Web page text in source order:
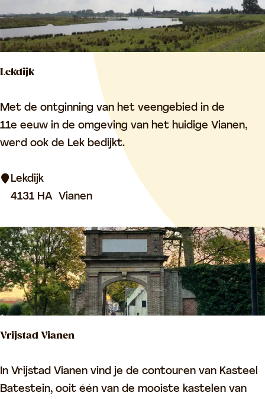
Lekdijk
L
e
k
i
Met de ontginning van het veengebied in de
11e eeuw in de omgeving van het huidige Vianen,
werd ook de Lek bedijkt.
Lekdijk
4131 HA Vianen
Vrijstad Vianen
V
r
In Vrijstad Vianen vind je de contouren van Kasteel
Batestein, ooit één van de mooiste kastelen van